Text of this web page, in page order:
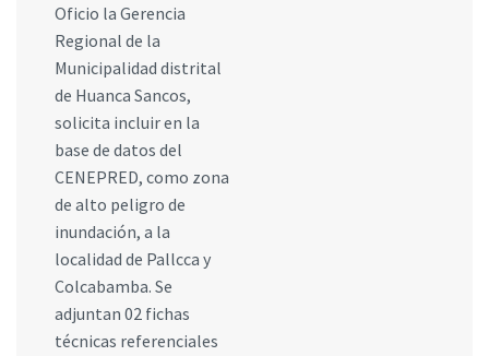
Oficio la Gerencia
Regional de la
Municipalidad distrital
de Huanca Sancos,
solicita incluir en la
base de datos del
CENEPRED, como zona
de alto peligro de
inundación, a la
localidad de Pallcca y
Colcabamba. Se
adjuntan 02 fichas
técnicas referenciales